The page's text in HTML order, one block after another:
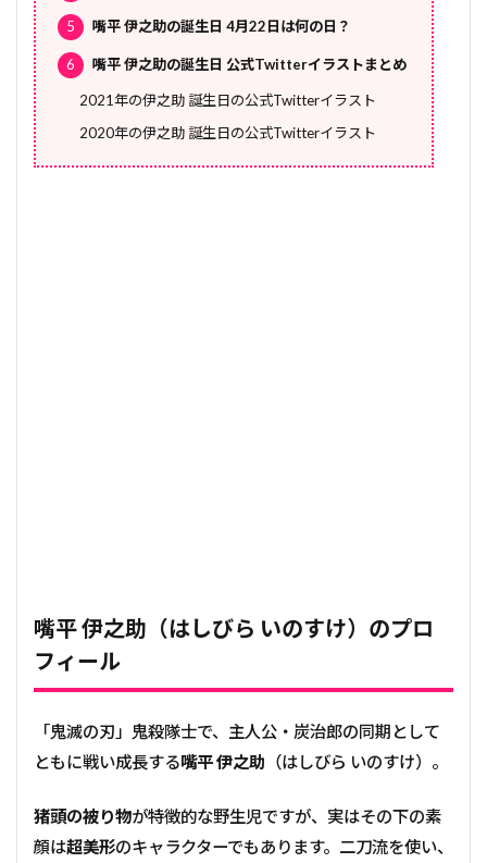
5 嘴平 伊之助の誕生日 4月22日は何の日？
6 嘴平 伊之助の誕生日 公式Twitterイラストまとめ
2021年の伊之助 誕生日の公式Twitterイラスト
2020年の伊之助 誕生日の公式Twitterイラスト
嘴平 伊之助（はしびら いのすけ）のプロ
フィール
「鬼滅の刃」鬼殺隊士で、主人公・炭治郎の同期として
ともに戦い成長する嘴平 伊之助 （はしびら いのすけ）。
猪頭の被り物が特徴的な野生児ですが、実はその下の素
顔は超美形のキャラクターでもあります。二刀流を使い、